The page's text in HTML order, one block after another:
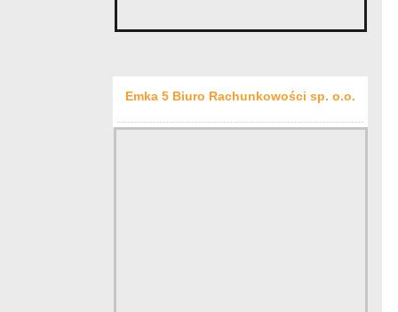
Emka 5 Biuro Rachunkowości sp. o.o.